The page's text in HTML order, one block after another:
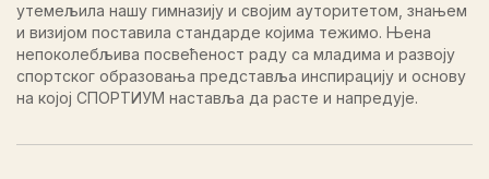
утемељила нашу гимназију и својим ауторитетом, знањем
и визијом поставила стандарде којима тежимо. Њена
непоколебљива посвећеност раду са младима и развоју
спортског образовања представља инспирацију и основу
на којој СПОРТИУМ наставља да расте и напредује.